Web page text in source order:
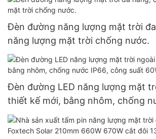
Đèn đường năng lượng mặt trời
năng lượng mặt trời chống nước.
Đèn đường LED năng lượng mặt
thiết kế mới, bằng nhôm, chống
suất 60W, 80W, 100W.